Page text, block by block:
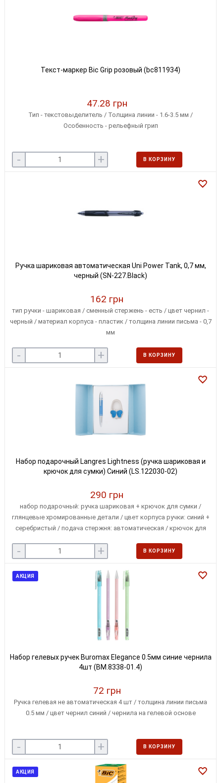
Текст-маркер Bic Grip розовый (bc811934)
47.28 грн
Тип - текстовыделитель / Толщина линии - 1.6-3.5 мм /
Особенность - рельефный грип
- + В КОРЗИНУ
Ручка шариковая автоматическая Uni Power Tank, 0,7 мм,
черный (SN-227.Black)
162 грн
тип ручки - шариковая / сменный стержень - есть / цвет чернил -
черный / материал корпуса - пластик / толщина линии письма - 0,7
мм
- + В КОРЗИНУ
Набор подарочный Langres Lightness (ручка шариковая и
крючок для сумки) Синий (LS.122030-02)
290 грн
набор подарочный: ручка шариковая + крючок для сумки /
глянцевые хромированные детали / цвет корпуса ручки: синий +
серебристый / подача стержня: автоматическая / крючок для
перевязанный лентой.
- + В КОРЗИНУ
АКЦИЯ
Набор гелевых ручек Buromax Elegance 0.5мм синие чернила
4шт (BM.8338-01.4)
72 грн
Ручка гелевая не автоматическая 4 шт / толщина линии письма
0.5 мм / цвет чернил синий / чернила на гелевой основе
- + В КОРЗИНУ
АКЦИЯ